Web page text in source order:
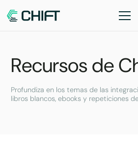
Recursos de
Profundiza en los temas de las
libros blancos, ebooks y repeticiones